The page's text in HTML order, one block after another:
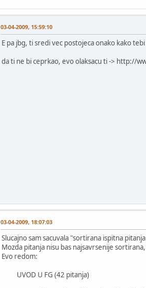
03-04-2009, 15:59:10
E pa jbg, ti sredi vec postojeca onako kako
da ti ne bi ceprkao, evo olaksacu ti -> http://
03-04-2009, 18:07:03
Slucajno sam sacuvala "sortirana ispitna
Mozda pitanja nisu bas najsavrsenije
Evo redom:
UVOD U FG (42 pitanja)